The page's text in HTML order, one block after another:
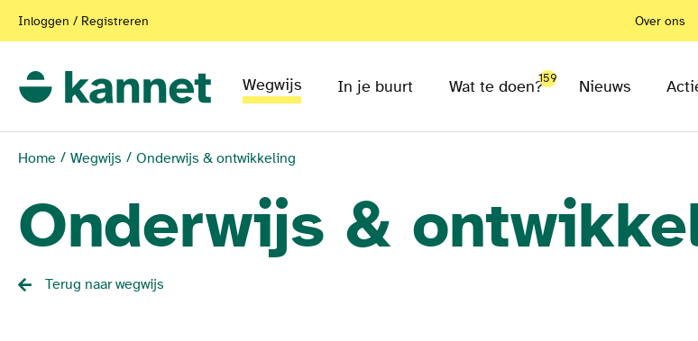
Inloggen / Registreren Over ons
Wegwijs In je buurt Wat te doen?159 Nieuws
Home Wegwijs Onderwijs & ontwikkeling
Onderwijs &
Terug naar wegwijs